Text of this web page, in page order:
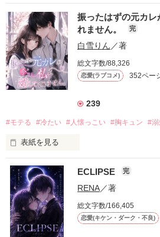
振ったはずの元カレ
れません。
完
白雪りん ／著
総文字数/88,326
恋愛(ラブコメ) 352ペー
239
#モテる #冷たい #人懐っこい #胸キュン #溺
表紙を見る
「好きだったから、別れを選んだ。」
モテる人を好きになるのが怖かった。
だから私は、中学時代に大好きだった
もう会うことはないと思っていたのに、
ECLIPSE 完
RENA／著
総文字数/166,405
恋愛(キケン・ダーク・不良)